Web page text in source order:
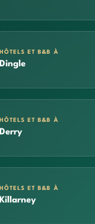
HÔTELS ET B&B À
Dingle
HÔTELS ET B&B À
Derry
HÔTELS ET B&B À
Killarney